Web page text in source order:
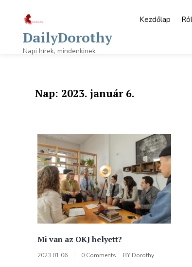
content
DailyDorothy
Napi hírek, mindenkinek
Kezdőlap
Nap: 2023. január 6.
Mi van az OKJ helyett?
2023.01.06. 0 Comments BY Dorothy